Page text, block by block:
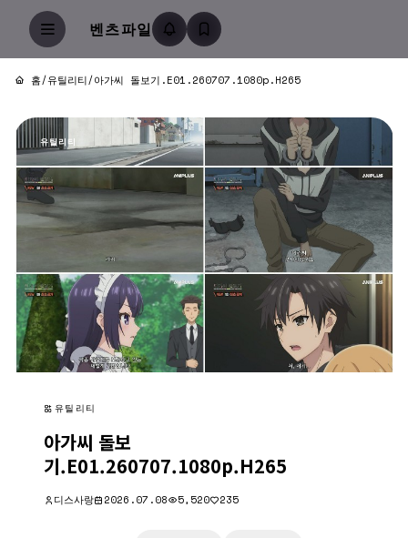
벤츠파일
홈/유틸리티/아가씨 돌보기.E01.260707.1080p.H265
유틸리티
유틸리티
아가씨 돌보
기.E01.260707.1080p.H265
디스사랑 2026.07.08 5,520 235